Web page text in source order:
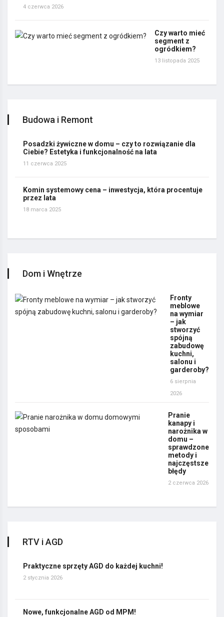
4 czerwca 2026
Czy warto mieć
segment z
ogródkiem?
13 listopada 2025
Budowa i Remont
Posadzki żywiczne w domu – czy to rozwiązanie dla
Ciebie? Estetyka i funkcjonalność na lata
11 czerwca 2025
Komin systemowy cena – inwestycja, która procentuje
przez lata
18 marca 2025
Dom i Wnętrze
Fronty
meblowe
na wymiar
– jak
stworzyć
spójną
zabudowę
kuchni,
salonu i
garderoby?
6 sierpnia
2026
Pranie
kanapy i
narożnika w
domu –
sprawdzone
metody i
najczęstsze
błędy
2 czerwca 2026
RTV i AGD
Praktyczne sprzęty AGD do każdej kuchni!
2 stycznia 2026
Nowe, funkcjonalne AGD od MPM!